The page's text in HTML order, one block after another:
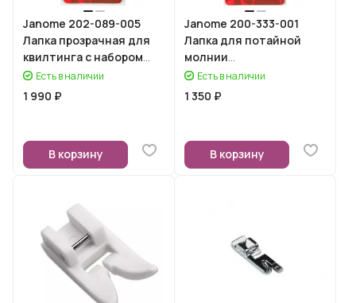
Janome 202-089-005
Лапка прозрачная для
квилтинга с набором
направляющих (для
машин с зигзагом 9 мм)
Есть в наличии
1 990 ₽
В корзину
Janome 200-333-001
Лапка для потайной
молнии
(горизонтальный
челнок)
Есть в наличии
1 350 ₽
В корзину